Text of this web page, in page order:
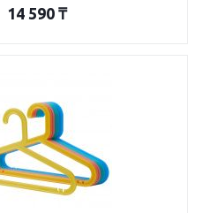
14 590 ₸